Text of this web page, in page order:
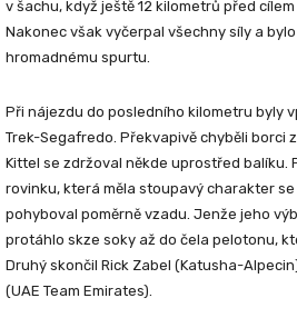
v šachu, když ještě 12 kilometrů před
Nakonec však vyčerpal všechny síly a
hromadnému spurtu.
Při nájezdu do posledního kilometru byly
Trek-Segafredo. Překvapivě chyběli borci
Kittel se zdržoval někde uprostřed balíku.
rovinku, která měla stoupavý charakter se
pohyboval poměrně vzadu. Jenže jeho
protáhlo skze soky až do čela pelotonu,
Druhý skončil Rick Zabel (Katusha-
(UAE Team Emirates).